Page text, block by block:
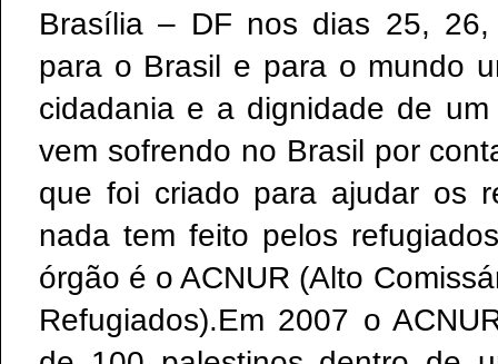
Brasília – DF nos dias 25,
para o Brasil e para o mundo
cidadania e a dignidade de
vem sofrendo no Brasil por
que foi criado para ajudar os
nada tem feito pelos
órgão é o ACNUR (Alto
Refugiados).Em 2007 o